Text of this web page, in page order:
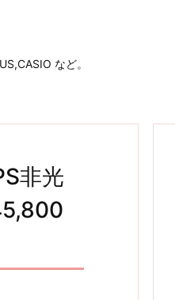
など。
非光